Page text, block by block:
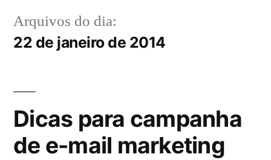
Arquivos do dia:
22 de janeiro de 2014
Dicas para campanha
de e-mail marketing